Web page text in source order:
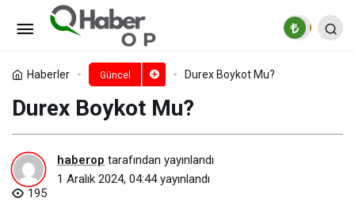
Haberler Güncel Durex Boykot Mu?
Durex Boykot Mu?
haberop tarafından yayınlandı
1 Aralık 2024, 04:44yayınlandı
195
Pril Boykot Mu?
Yorum Yap